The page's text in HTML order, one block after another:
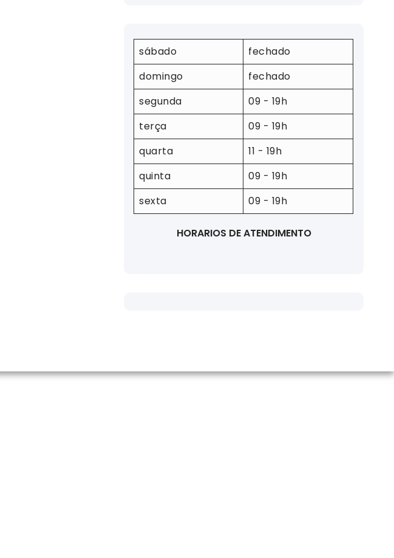
sábado
fechado
domingo
fechado
segunda
09 - 19h
terça
09 - 19h
quarta
11 - 19h
quinta
09 - 19h
sexta
09 - 19h
HORARIOS DE ATENDIMENTO